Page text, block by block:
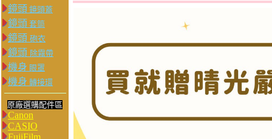
鏡頭 鏡頭蓋
鏡頭 套筒
鏡頭 砲衣
鏡頭 除霧帶
機身 眼罩
機身 轉接環
原廠選購配件區
Canon
CASIO
FujiFilm